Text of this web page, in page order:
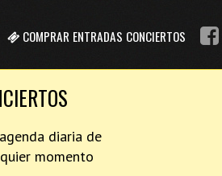
COMPRAR ENTRADAS CONCIERTOS
diaria de
momento